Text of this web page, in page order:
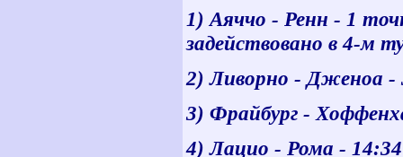
1) Аяччо - Ренн - 1
задействовано в 4-м
2) Ливорно - Дженоа -
3) Фрайбург -
4) Лацио - Рома - 14:34